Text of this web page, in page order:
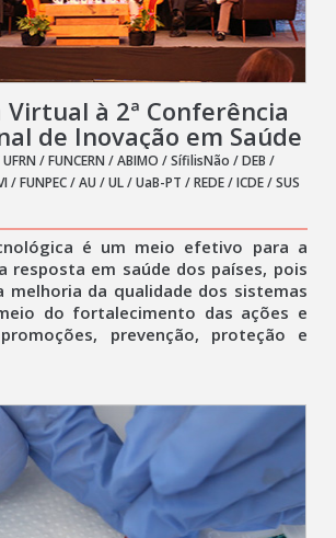
Virtual à 2ª Conferência
de Inovação em Saúde
UFRN / FUNCERN / ABIMO / SífilisNão / DEB /
/ FUNPEC / AU / UL / UaB-PT / REDE / ICDE / SUS
é um meio efetivo para a
resposta em saúde dos países, pois
melhoria da qualidade dos sistemas
do fortalecimento das ações e
prevenção, proteção e